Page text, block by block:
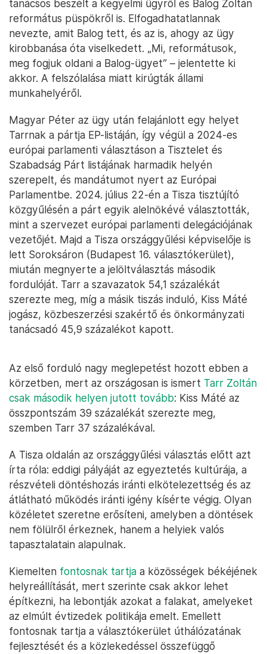
tanácsos beszélt a kegyelmi ügyről és Balog Zoltán
református püspökről is. Elfogadhatatlannak
nevezte, amit Balog tett, és az is, ahogy az ügy
kirobbanása óta viselkedett. „Mi, reformátusok,
meg fogjuk oldani a Balog-ügyet” – jelentette ki
akkor. A felszólalása miatt kirúgták állami
munkahelyéről.
Magyar Péter az ügy után felajánlott egy helyet
Tarrnak a pártja EP-listáján, így végül a 2024-es
európai parlamenti választáson a Tisztelet és
Szabadság Párt listájának harmadik helyén
szerepelt, és mandátumot nyert az Európai
Parlamentbe. 2024. július 22-én a Tisza tisztújító
közgyűlésén a párt egyik alelnökévé választották,
mint a szervezet európai parlamenti delegációjának
vezetőjét. Majd a Tisza országgyűlési képviselője is
lett Soroksáron (Budapest 16. választókerület),
miután megnyerte a jelöltválasztás második
fordulóját. Tarr a szavazatok 54,1 százalékát
szerezte meg, míg a másik tiszás induló, Kiss Máté
jogász, közbeszerzési szakértő és önkormányzati
tanácsadó 45,9 százalékot kapott.
Az első forduló nagy meglepetést hozott ebben a
körzetben, mert az országosan is ismert Tarr Zoltán
csak második helyen jutott tovább: Kiss Máté az
összpontszám 39 százalékát szerezte meg,
szemben Tarr 37 százalékával.
A Tisza oldalán az országgyűlési választás előtt azt
írta róla: eddigi pályáját az egyeztetés kultúrája, a
részvételi döntéshozás iránti elkötelezettség és az
átlátható működés iránti igény kísérte végig. Olyan
közéletet szeretne erősíteni, amelyben a döntések
nem fölülről érkeznek, hanem a helyiek valós
tapasztalatain alapulnak.
Kiemelten fontosnak tartja a közösségek békéjének
helyreállítását, mert szerinte csak akkor lehet
építkezni, ha lebontják azokat a falakat, amelyeket
az elmúlt évtizedek politikája emelt. Emellett
fontosnak tartja a választókerület úthálózatának
fejlesztését és a közlekedéssel összefüggő